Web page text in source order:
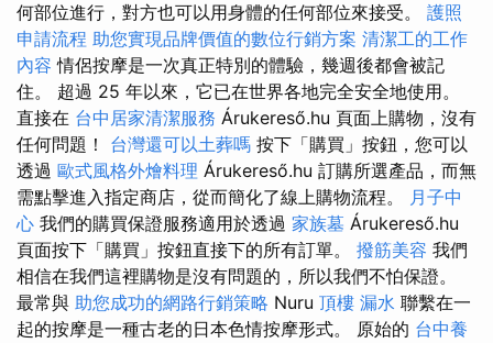
何部位進行，對方也可以用身體的任何部位來接受。 護照
申請流程 助您實現品牌價值的數位行銷方案 清潔工的工作
內容 情侶按摩是一次真正特別的體驗，幾週後都會被記
住。 超過 25 年以來，它已在世界各地完全安全地使用。
直接在 台中居家清潔服務 Árukereső.hu 頁面上購物，沒有
任何問題！ 台灣還可以土葬嗎 按下「購買」按鈕，您可以
透過 歐式風格外燴料理 Árukereső.hu 訂購所選產品，而無
需點擊進入指定商店，從而簡化了線上購物流程。 月子中
心 我們的購買保證服務適用於透過 家族墓 Árukereső.hu
頁面按下「購買」按鈕直接下的所有訂單。 撥筋美容 我們
相信在我們這裡購物是沒有問題的，所以我們不怕保證。
最常與 助您成功的網路行銷策略 Nuru 頂樓 漏水 聯繫在一
起的按摩是一種古老的日本色情按摩形式。 原始的 台中養